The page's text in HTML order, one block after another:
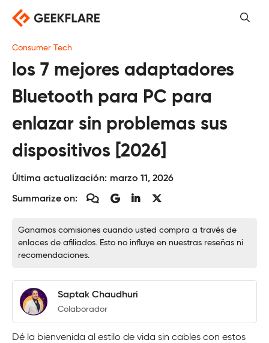
Saltar
contenido
Consumer Tech
los 7 mejores adaptadores
Bluetooth para PC para
enlazar sin problemas sus
dispositivos [2026]
Última actualización: marzo 11, 2026
Summarize on:
Ganamos comisiones cuando usted compra a través de
enlaces de afiliados. Esto no influye en nuestras reseñas ni
recomendaciones.
Saptak Chaudhuri
Colaborador
Dé la bienvenida al estilo de vida sin cables con estos